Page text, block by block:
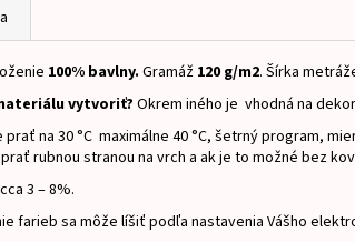
100% bavlny. Gramáž 120 g/m2. Šírka
vytvoriť? Okrem iného je vhodná na
prať na 30 °C maximálne 40 °C, šetrný program,
rubnou stranou na vrch a ak je to možné bez
3 – 8%.
farieb sa môže líšiť podľa nastavenia Vášho